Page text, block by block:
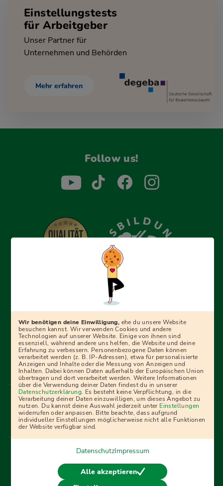
Einstellungstests
für Arbeitgeber
Unser Partner für
Unternehmen und Behörden
Mehr erfahren
Follow us!
Erfolgreich bewerben mit Ausbildungspark: Wir
begleiten dich Schritt für Schritt bei deinem Start in den
Ratgebern und Prüfungspaketen, interaktiven
Videokursen und vielem mehr. Für alle, die was werden
wollen!
Menü Fußleiste
Impressum Bildquellen Presse
Mediadaten
Partner
AGB Datenschutz
Widerrufsbelehrung
Bestellung
Affiliate Partner Cookies
Vertrag widerrufen
Wir benötigen deine Einwilligung, ehe du unsere Website
besuchen kannst. Wir verwenden Cookies und andere
Technologien auf unserer Website. Einige von ihnen sind
essenziell, während andere uns helfen, die Website und deine
Erfahrung zu verbessern. Personenbezogene Daten können
verarbeitet werden (z. B. IP-Adressen), etwa für personalisierte
Anzeigen und Inhalte oder die Messung von Anzeigen und
Inhalten. Dabei können Daten außerhalb der Europäischen Union
übertragen und dort verarbeitet werden. Weitere Informationen
über die Verwendung deiner Daten findest du in unserer
Datenschutzerklärung. Es besteht keine Verpflichtung, in die
Verarbeitung deiner Daten einzuwilligen, um dieses Angebot zu
nutzen. Du kannst deine Auswahl jederzeit unter Einstellungen
widerrufen oder anpassen. Bitte beachte, dass aufgrund
individueller Einstellungen möglicherweise nicht alle Funktionen
der Website verfügbar sind.
DatenschutzImpressum
Alle akzeptieren